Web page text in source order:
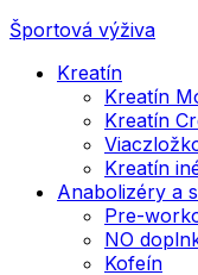
Športová výživa
Kreatín
Kreatín
Kreatín
Kreatín
Anabolizéry a
Pre-
NO
Kofeín